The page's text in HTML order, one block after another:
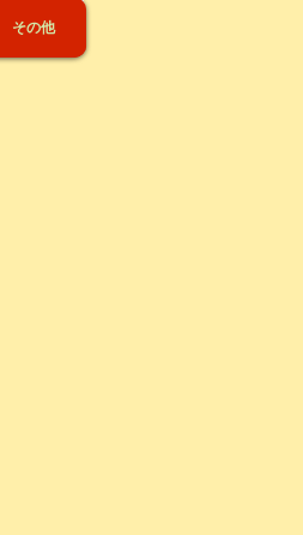
その他